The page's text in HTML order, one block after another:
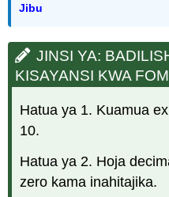
Jibu
JINSI YA:
KISAYANSI KWA
Hatua ya 1. Kuamua
10.
Hatua ya 2. Hoja
zero kama inahitajika.